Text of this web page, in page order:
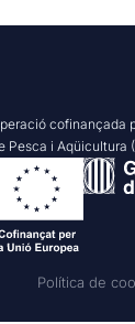
cofinançada
Pesca i Aqüicultura
Política de